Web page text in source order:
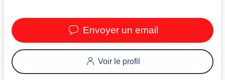
Envoyer un email
Voir le profil